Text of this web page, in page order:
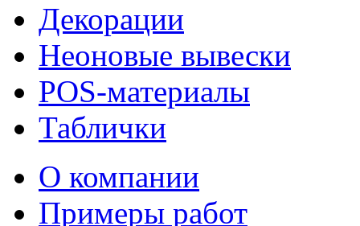
Декорации
Неоновые вывески
POS-материалы
Таблички
О компании
Примеры работ